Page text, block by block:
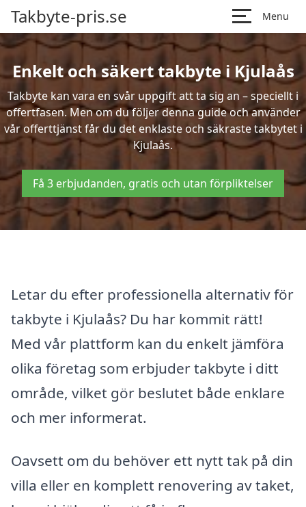
Takbyte-pris.se Menu
Enkelt och säkert takbyte i Kjulaås
Takbyte kan vara en svår uppgift att ta sig an – speciellt i
offertfasen. Men om du följer denna guide och använder
vår offerttjänst får du det enklaste och säkraste takbytet i
Kjulaås.
Få 3 erbjudanden, gratis och utan förpliktelser
Letar du efter professionella alternativ för
takbyte i Kjulaås? Du har kommit rätt!
Med vår plattform kan du enkelt jämföra
olika företag som erbjuder takbyte i ditt
område, vilket gör beslutet både enklare
och mer informerat.
Oavsett om du behöver ett nytt tak på din
villa eller en komplett renovering av taket,